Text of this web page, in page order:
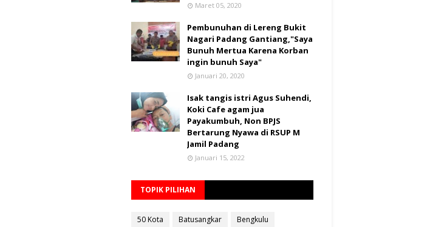
Maret 05, 2020
Pembunuhan di Lereng Bukit
Nagari Padang Gantiang,"Saya
Bunuh Mertua Karena Korban
ingin bunuh Saya"
Januari 20, 2020
Isak tangis istri Agus Suhendi,
Koki Cafe agam jua
Payakumbuh, Non BPJS
Bertarung Nyawa di RSUP M
Jamil Padang
Januari 15, 2022
TOPIK PILIHAN
50 Kota Batusangkar Bengkulu